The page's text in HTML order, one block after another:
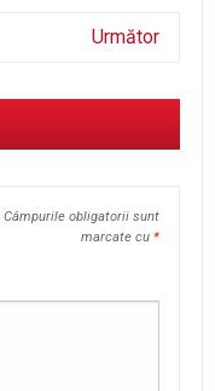
Următor
Câmpurile obligatorii sunt
marcate cu *